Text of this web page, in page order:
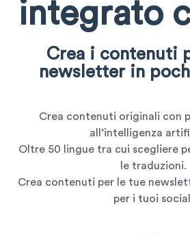
integrato
Crea i contenuti
newsletter in
Crea contenuti originali con
all’intelligenza
Oltre 50 lingue tra cui scegliere
le traduzioni.
Crea contenuti per le tue
per i tuoi